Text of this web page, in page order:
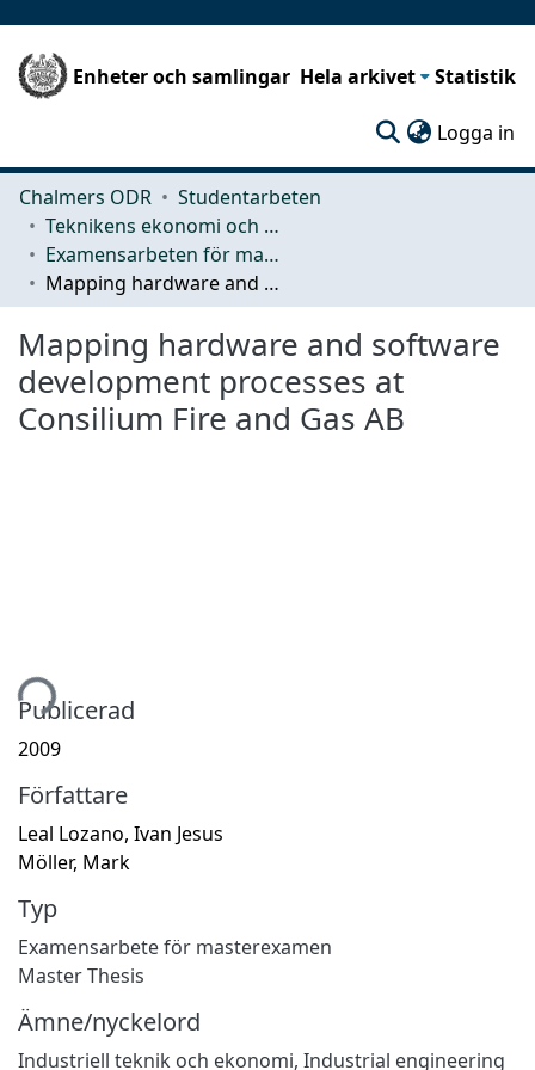
Enheter och samlingar Hela arkivet Statistik
Logga in
Chalmers ODR
Studentarbeten
Teknikens ekonomi och organisation
Examensarbeten för masterexamen
Mapping hardware and software development processes at Consilium Fire and Gas AB
Mapping hardware and software
development processes at
Consilium Fire and Gas AB
Publicerad
2009
Författare
Leal Lozano, Ivan Jesus
Möller, Mark
Typ
Examensarbete för masterexamen
Master Thesis
Ämne/nyckelord
Industriell teknik och ekonomi, Industrial engineering